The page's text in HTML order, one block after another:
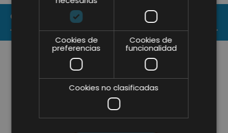
CONTACT US
Cookies de
preferencias
Cookies de
funcionalidad
Cookies no clasificadas